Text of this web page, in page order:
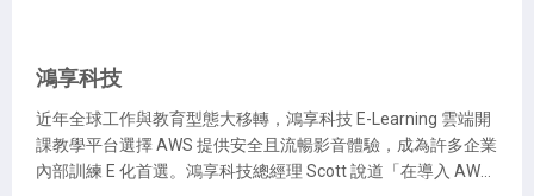
鴻享科技
近年全球工作與教育型態大移轉，鴻享科技 E-Learning 雲端開
課教學平台選擇 AWS 提供安全且流暢影音體驗，成為許多企業
內部訓練 E 化首選。鴻享科技總經理 Scott 說道「在導入 AWS